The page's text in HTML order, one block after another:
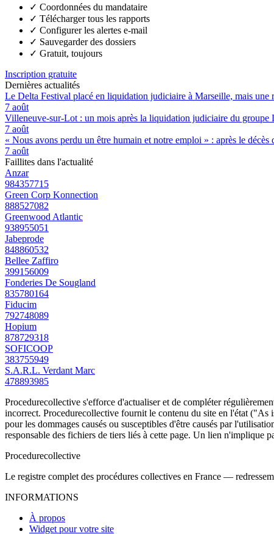
✓ Coordonnées du mandataire
✓ Télécharger tous les rapports
✓ Configurer les alertes e-mail
✓ Sauvegarder des dossiers
✓ Gratuit, toujours
Inscription gratuite
Dernières actualités
Le Delta Festival placé en liquidation judiciaire à Marseille, mais une
7 août
Villeneuve-sur-Lot : un mois après la liquidation judiciaire du groupe
7 août
« Nous avons perdu un être humain et notre emploi » : après le
7 août
Faillites dans l'actualité
Anzar
984357715
Green Corp Konnection
888527082
Greenwood Atlantic
938955051
Jabeprode
848860532
Bellee Zaffiro
399156009
Fonderies De Sougland
835780164
Fiducim
792748089
Hopium
878729318
SOFICOOP
383755949
S.A.R.L. Verdant Marc
478893985
Procedurecollective s'efforce d'actualiser et de compléter
incorrect. Procedurecollective fournit le contenu du site en l'état ("As
pour les dommages causés ou susceptibles d'être causés par
responsable des fichiers de tiers liés à cette page. Un lien n'implique
Procedurecollective
Le registre complet des procédures collectives en France —
INFORMATIONS
À propos
Widget pour votre site